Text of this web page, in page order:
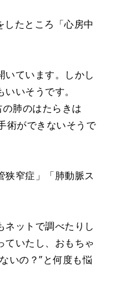
たところ「心房中
いています。しかし
いそうです。
肺のはたらきは
術ができないそうで
窄症」「肺動脈ス
ネットで調べたりし
ていたし、おもちゃ
いの？”と何度も悩